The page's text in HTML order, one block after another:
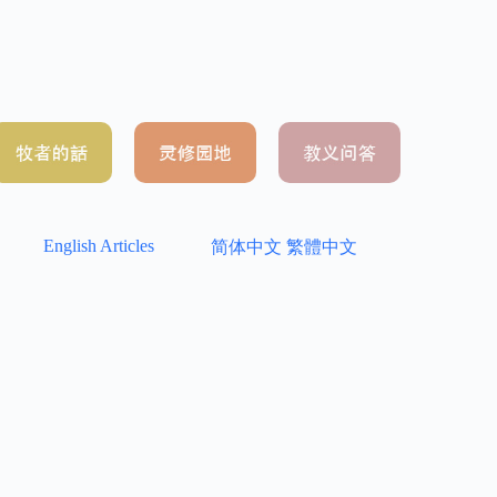
English Articles 简体中文 繁體中文